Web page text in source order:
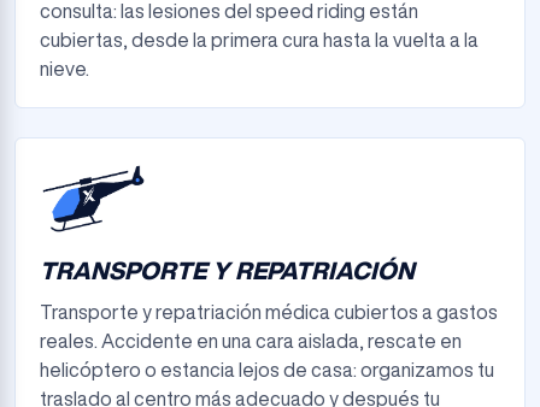
consulta: las lesiones del speed riding están
cubiertas, desde la primera cura hasta la vuelta a la
nieve.
TRANSPORTE Y REPATRIACIÓN
Transporte y repatriación médica cubiertos a gastos
reales. Accidente en una cara aislada, rescate en
helicóptero o estancia lejos de casa: organizamos tu
traslado al centro más adecuado y después tu